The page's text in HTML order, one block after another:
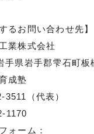
るお問い合わせ先】
業株式会社
手県岩手郡雫石町板
成塾
（代表）
1170
ォーム：